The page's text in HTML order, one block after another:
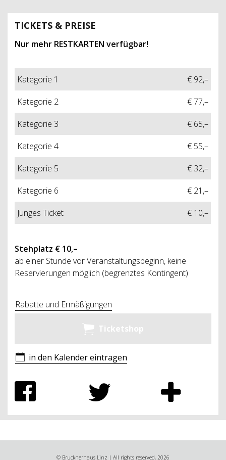
TICKETS & PREISE
Nur mehr RESTKARTEN verfügbar!
Kategorie 1
€ 92,–
Kategorie 2
€ 77,–
Kategorie 3
€ 65,–
Kategorie 4
€ 55,–
Kategorie 5
€ 32,–
Kategorie 6
€ 21,–
Junges Ticket
€ 10,–
Stehplatz € 10,–
ab einer Stunde vor Veranstaltungsbeginn, keine
Reservierungen möglich (begrenztes Kontingent)
Rabatte und Ermäßigungen
Ticketshop
in den Kalender eintragen
© Brucknerhaus Linz | All rights reserved, 2026